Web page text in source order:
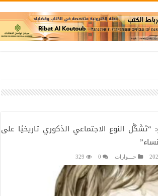
النوع الاجتماعي الذكوري تاريخيًا على
حـــوارات 0
329